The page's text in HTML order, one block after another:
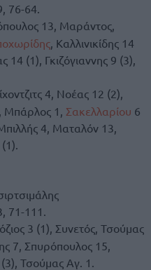
76-64.
13, Μαράντος,
, Καλλινικίδης 14
(1), Γκιζόγιαννης 9 (3),
4, Νοέας 12 (2),
Μπάρλος 1, Σακελλαρίου 6
4, Ματαλόν 13,
71-111.
3 (1), Συνετός, Τσούμας
7, Σπυρόπουλος 15,
Τσούμας Αγ. 1.